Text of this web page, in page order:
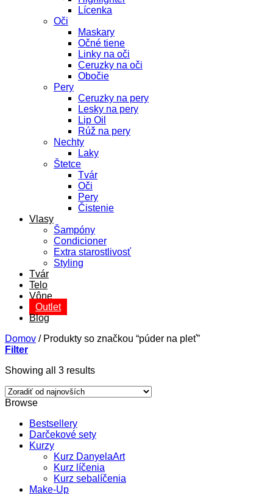
Lícenka
Oči
Maskary
Očné tiene
Linky na oči
Ceruzky na oči
Obočie
Pery
Ceruzky na pery
Lesky na pery
Lip Oil
Rúž na pery
Nechty
Laky
Štetce
Tvár
Oči
Pery
Čistenie
Vlasy
Šampóny
Condicioner
Extra starostlivosť
Styling
Tvár
Telo
Vône
Outlet
Blog
Domov /Produkty so značkou “púder na pleť”
Filter
Showing all 3 resultsSorted
Browse
Bestsellery
Darčekové sety
Kurzy
Kurz DanyelaArt
Kurz líčenia
Kurz sebalíčenia
Make-Up